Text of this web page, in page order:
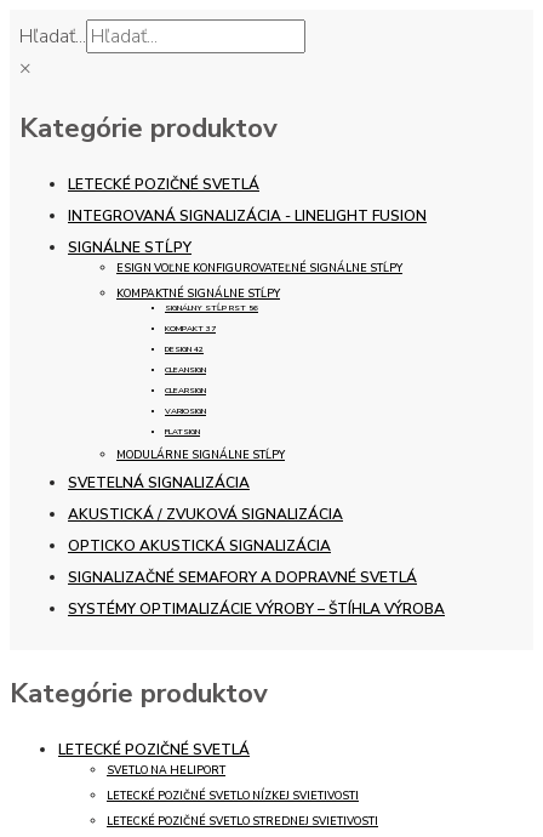
Hľadať...
×
Kategórie produktov
LETECKÉ POZIČNÉ SVETLÁ
INTEGROVANÁ SIGNALIZÁCIA - LINELIGHT FUSION
SIGNÁLNE STĹPY
ESIGN VOĽNE KONFIGUROVATEĽNÉ SIGNÁLNE STĹPY
KOMPAKTNÉ SIGNÁLNE STĹPY
SIGNÁLNY STĹP RST 56
KOMPAKT 37
DESIGN 42
CLEANSIGN
CLEARSIGN
VARIOSIGN
FLATSIGN
MODULÁRNE SIGNÁLNE STĹPY
SVETELNÁ SIGNALIZÁCIA
AKUSTICKÁ / ZVUKOVÁ SIGNALIZÁCIA
OPTICKO AKUSTICKÁ SIGNALIZÁCIA
SIGNALIZAČNÉ SEMAFORY A DOPRAVNÉ SVETLÁ
SYSTÉMY OPTIMALIZÁCIE VÝROBY – ŠTÍHLA VÝROBA
Kategórie produktov
LETECKÉ POZIČNÉ SVETLÁ
SVETLO NA HELIPORT
LETECKÉ POZIČNÉ SVETLO NÍZKEJ SVIETIVOSTI
LETECKÉ POZIČNÉ SVETLO STREDNEJ SVIETIVOSTI